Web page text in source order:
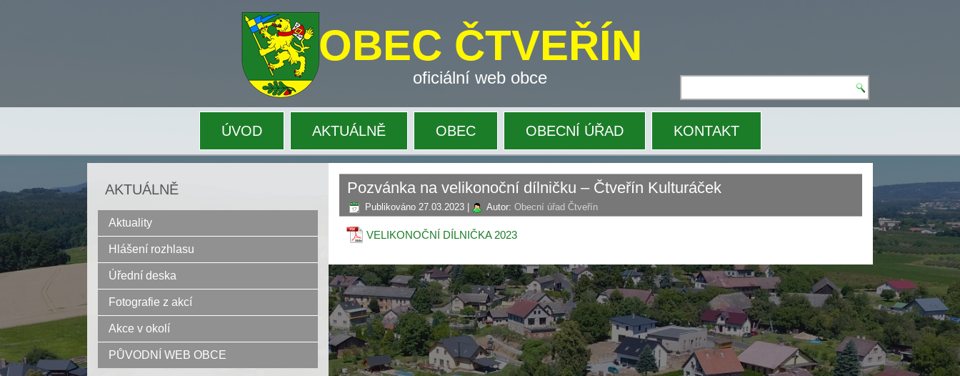
OBEC ČTVEŘÍN
oficiální web obce
ÚVOD AKTUÁLNĚ OBEC OBECNÍ ÚŘAD KONTAKT
AKTUÁLNĚ
Aktuality
Hlášení rozhlasu
Úřední deska
Fotografie z akcí
Akce v okolí
PŮVODNÍ WEB OBCE
Pozvánka na velikonoční dílničku – Čtveřín Kulturáček
Publikováno 27.03.2023 Autor: Obecní úřad Čtveřín
VELIKONOČNÍ DÍLNIČKA 2023